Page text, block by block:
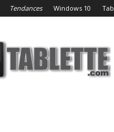
Tendances Windows 10